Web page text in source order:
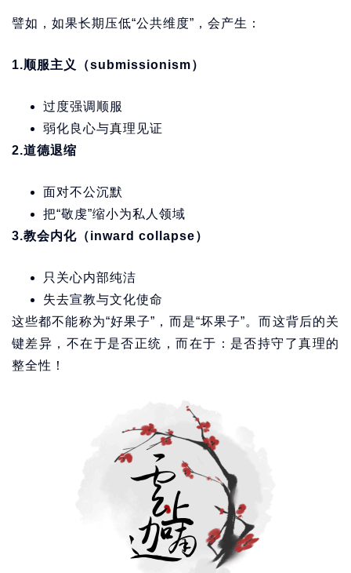
譬如，如果长期压低“公共维度”，会产生：
1.顺服主义（submissionism）
过度强调顺服
弱化良心与真理见证
2.道德退缩
面对不公沉默
把“敬虔”缩小为私人领域
3.教会内化（inward collapse）
只关心内部纯洁
失去宣教与文化使命
这些都不能称为“好果子”，而是“坏果子”。而这背后的关
键差异，不在于是否正统，而在于：是否持守了真理的
整全性！